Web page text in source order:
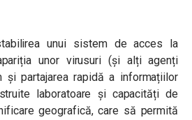
unui sistem de acces la
unor virusuri (și alți agenți
și partajarea rapidă a informațiilor
laboratoare și capacități de
geografică, care să permită